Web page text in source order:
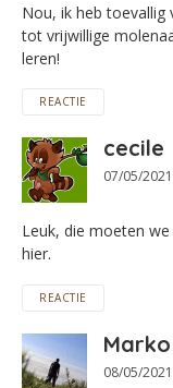
Nou, ik heb toevallig
tot vrijwillige
leren!
REACTIE
cecile
07/05/
Leuk, die moeten
hier.
REACTIE
Marko
08/05/